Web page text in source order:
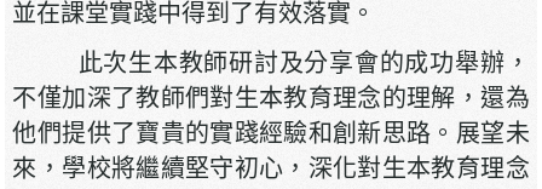
並在課堂實踐中得到了有效落實。
此次生本教師研討及分享會的成功舉辦，
不僅加深了教師們對生本教育理念的理解，還為
他們提供了寶貴的實踐經驗和創新思路。展望未
來，學校將繼續堅守初心，深化對生本教育理念